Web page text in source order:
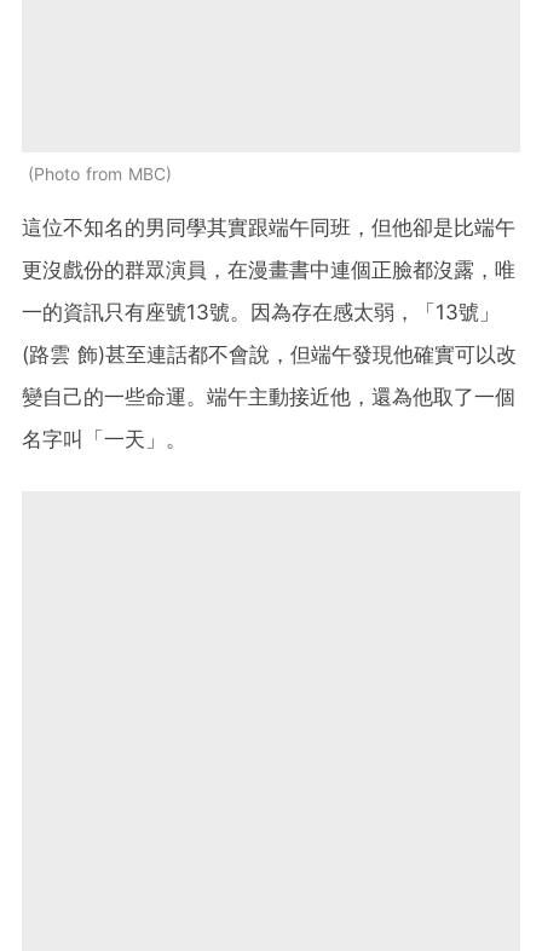
Photo from MBC
這位不知名的男同學其實跟端午同班，但他卻是比端午
更沒戲份的群眾演員，在漫畫書中連個正臉都沒露，唯
一的資訊只有座號13號。因為存在感太弱，「13號」
(路雲 飾)甚至連話都不會說，但端午發現他確實可以改
變自己的一些命運。端午主動接近他，還為他取了一個
名字叫「一天」。